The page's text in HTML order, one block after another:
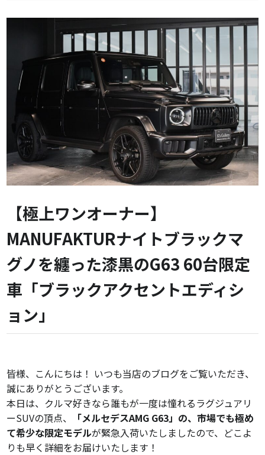
【極上ワンオーナー】
MANUFAKTURナイトブラックマ
グノを纏った漆黒のG63 60台限定
車「ブラックアクセントエディシ
ョン」
皆様、こんにちは！ いつも当店のブログをご覧いただき、
誠にありがとうございます。
本日は、クルマ好きなら誰もが一度は憧れるラグジュアリ
ーSUVの頂点、
「メルセデスAMG G63」の、市場でも極め
て希少な限定モデルが緊急入荷いたしましたので、どこよ
りも早く詳細をお届けいたします！